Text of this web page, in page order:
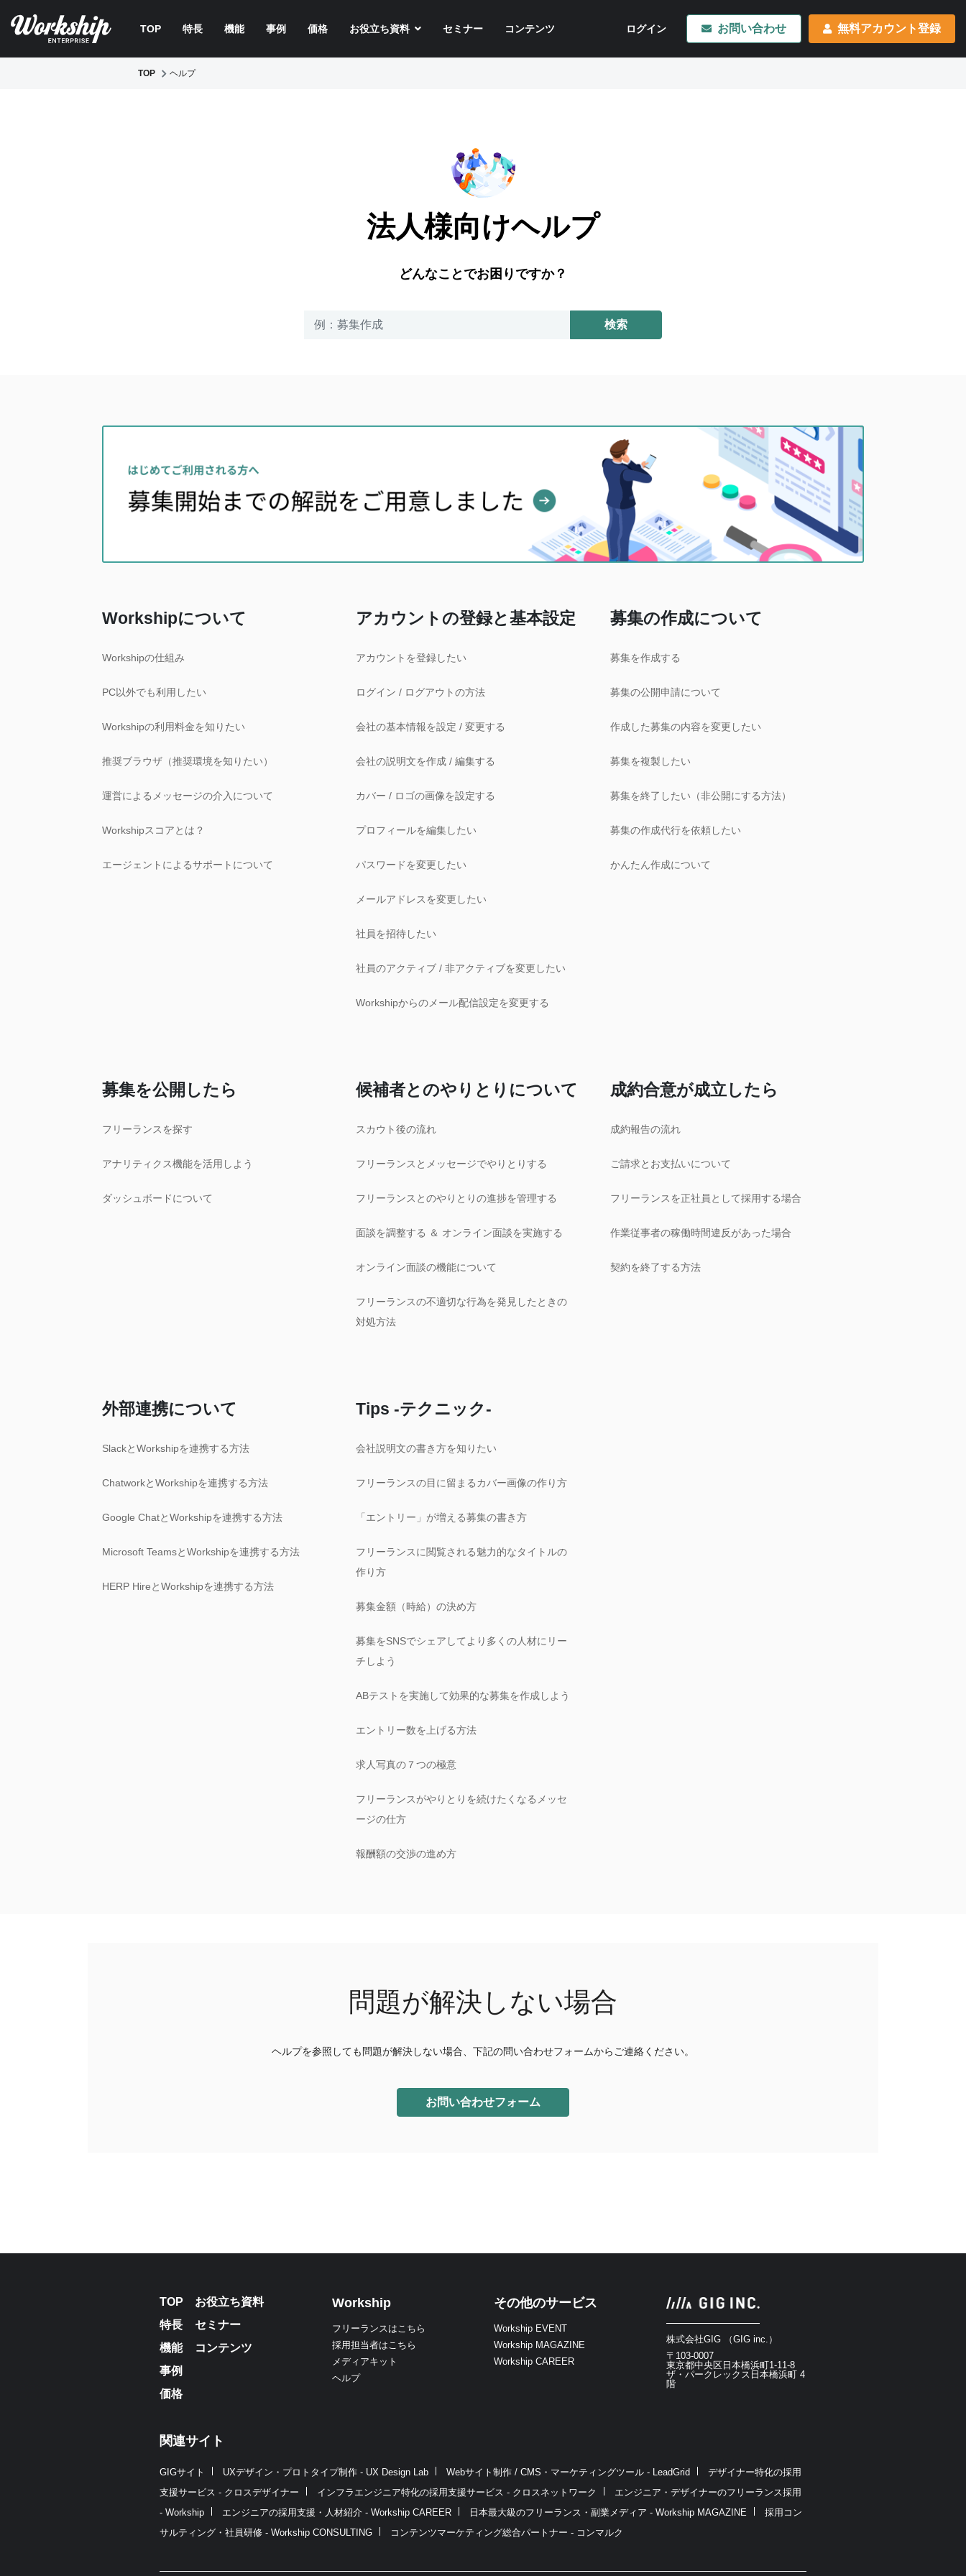
TOP 特長 機能 事例 価格 お役立ち資料 セミナー コンテンツ ログイン お問い合わせ 無料アカウント登録
TOP ヘルプ
法人様向けヘルプ
どんなことでお困りですか？
検索
Workshipについて
Workshipの仕組み
PC以外でも利用したい
Workshipの利用料金を知りたい
推奨ブラウザ（推奨環境を知りたい）
運営によるメッセージの介入について
Workshipスコアとは？
エージェントによるサポートについて
アカウントの登録と基本設定
アカウントを登録したい
ログイン / ログアウトの方法
会社の基本情報を設定 / 変更する
会社の説明文を作成 / 編集する
カバー / ロゴの画像を設定する
プロフィールを編集したい
パスワードを変更したい
メールアドレスを変更したい
社員を招待したい
社員のアクティブ / 非アクティブを変更したい
Workshipからのメール配信設定を変更する
募集の作成について
募集を作成する
募集の公開申請について
作成した募集の内容を変更したい
募集を複製したい
募集を終了したい（非公開にする方法）
募集の作成代行を依頼したい
かんたん作成について
募集を公開したら
フリーランスを探す
アナリティクス機能を活用しよう
ダッシュボードについて
候補者とのやりとりについて
スカウト後の流れ
フリーランスとメッセージでやりとりする
フリーランスとのやりとりの進捗を管理する
面談を調整する ＆ オンライン面談を実施する
オンライン面談の機能について
フリーランスの不適切な行為を発見したときの
対処方法
成約合意が成立したら
成約報告の流れ
ご請求とお支払いについて
フリーランスを正社員として採用する場合
作業従事者の稼働時間違反があった場合
契約を終了する方法
外部連携について
SlackとWorkshipを連携する方法
ChatworkとWorkshipを連携する方法
Google ChatとWorkshipを連携する方法
Microsoft TeamsとWorkshipを連携する方法
HERP HireとWorkshipを連携する方法
Tips -テクニック-
会社説明文の書き方を知りたい
フリーランスの目に留まるカバー画像の作り方
「エントリー」が増える募集の書き方
フリーランスに閲覧される魅力的なタイトルの
作り方
募集金額（時給）の決め方
募集をSNSでシェアしてより多くの人材にリー
チしよう
ABテストを実施して効果的な募集を作成しよう
エントリー数を上げる方法
求人写真の７つの極意
フリーランスがやりとりを続けたくなるメッセ
ージの仕方
報酬額の交渉の進め方
問題が解決しない場合
ヘルプを参照しても問題が解決しない場合、下記の問い合わせフォームからご連絡ください。
お問い合わせフォーム
TOP
特長
機能
事例
価格
お役立ち資料
セミナー
コンテンツ
Workship
フリーランスはこちら
採用担当者はこちら
メディアキット
ヘルプ
その他のサービス
Workship EVENT
Workship MAGAZINE
Workship CAREER
株式会社GIG （GIG inc.）
〒103-0007
東京都中央区日本橋浜町1-11-8
ザ・パークレックス日本橋浜町 4
階
関連サイト
GIGサイト UXデザイン・プロトタイプ制作 - UX Design Lab Webサイト制作 / CMS・マーケティングツール - LeadGrid
デザイナー特化の採用
支援サービス - クロスデザイナー
インフラエンジニア特化の採用支援サービス - クロスネットワーク
エンジニア・デザイナーのフリーランス採用
- Workship
エンジニアの採用支援・人材紹介 - Workship CAREER 日本最大級のフリーランス・副業メディア - Workship MAGAZINE
採用コン
サルティング・社員研修 - Workship CONSULTING
コンテンツマーケティング総合パートナー - コンマルク